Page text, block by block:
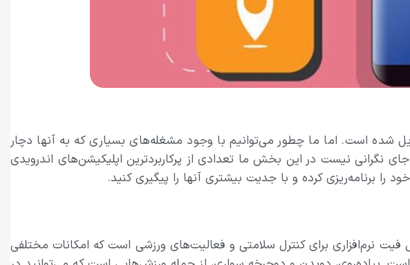
شده است. اما ما چطور می‌توانیم با وجود مشغله‌های بسیاری که به آنها دچار
نیست در این بخش ما تعدادی از پرکاربردترین اپلیکیشن‌های اندرویدی
برنامه‌ریزی کرده و با جدیت بیشتری آنها را پیگیری کنید.
نرم‌افزاری برای کنترل سلامتی و فعالیت‌های ورزشی است که امکانات مختلفی